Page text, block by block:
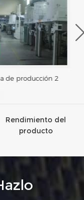
de producción 2
Rendimiento del
producto